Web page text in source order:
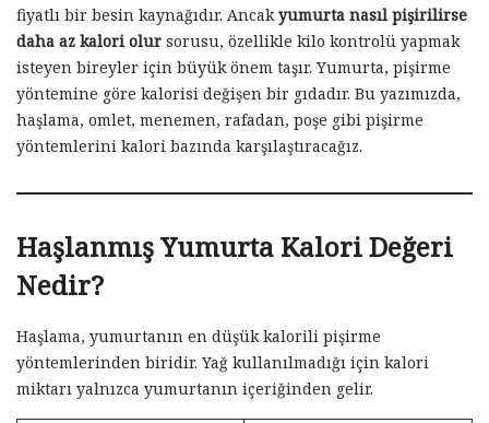
fiyatlı bir besin kaynağıdır. Ancak yumurta nasıl pişirilirse
daha az kalori olur sorusu, özellikle kilo kontrolü yapmak
isteyen bireyler için büyük önem taşır. Yumurta, pişirme
yöntemine göre kalorisi değişen bir gıdadır. Bu yazımızda,
haşlama, omlet, menemen, rafadan, poşe gibi pişirme
yöntemlerini kalori bazında karşılaştıracağız.
Haşlanmış Yumurta Kalori Değeri
Nedir?
Haşlama, yumurtanın en düşük kalorili pişirme
yöntemlerinden biridir. Yağ kullanılmadığı için kalori
miktarı yalnızca yumurtanın içeriğinden gelir.